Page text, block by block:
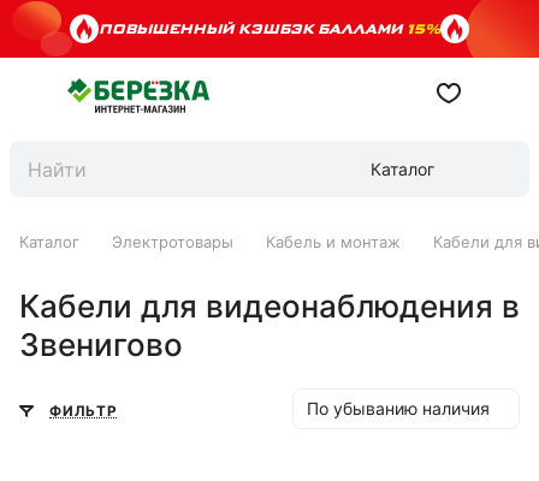
ПОВЫШЕННЫЙ КЭШБЭК БАЛЛАМИ15%
Каталог
Каталог Электротовары Кабель и монтаж Кабели для
Кабели для видеонаблюдения в
Звенигово
ФИЛЬТР По убыванию наличия